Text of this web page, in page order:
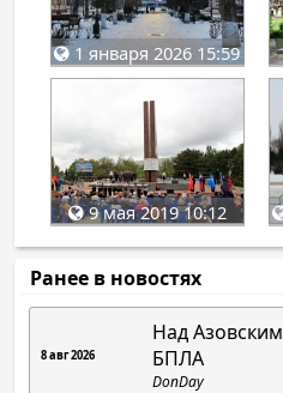
1 января 2026 15:59
9 мая 2019 10:12
Ранее в новостях
8 авг 2026
Над
БПЛА
DonDay